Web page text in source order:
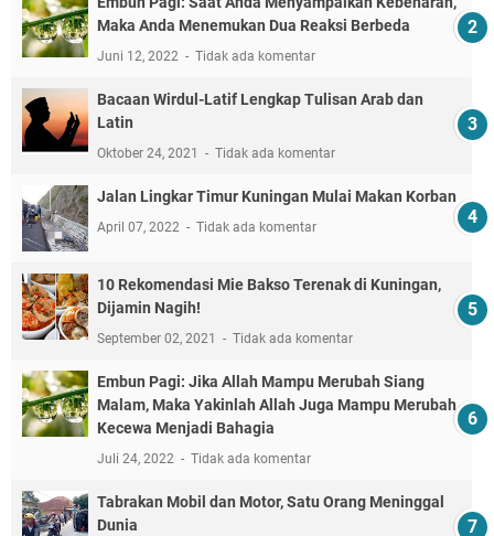
Maka Anda Menemukan Dua Reaksi Berbeda
Juni 12, 2022 Tidak ada komentar
Bacaan Wirdul-Latif Lengkap Tulisan Arab dan
Latin
Oktober 24, 2021 Tidak ada komentar
Jalan Lingkar Timur Kuningan Mulai Makan Korban
April 07, 2022 Tidak ada komentar
10 Rekomendasi Mie Bakso Terenak di Kuningan,
Dijamin Nagih!
September 02, 2021 Tidak ada komentar
Embun Pagi: Jika Allah Mampu Merubah Siang
Malam, Maka Yakinlah Allah Juga Mampu Merubah
Kecewa Menjadi Bahagia
Juli 24, 2022 Tidak ada komentar
Tabrakan Mobil dan Motor, Satu Orang Meninggal
Dunia